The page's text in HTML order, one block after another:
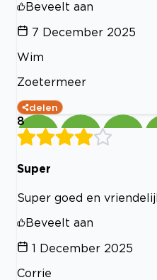
Beveelt aan
7 December 2025
Wim
Zoetermeer
delen
8
Super
Super goed en
Beveelt aan
1 December 2025
Corrie